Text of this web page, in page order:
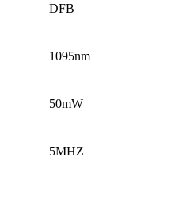
DFB
1095nm
50mW
5MHZ